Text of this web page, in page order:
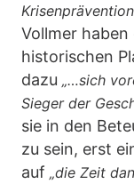
Vollmer
historischen
dazu „…sich
Sieger der
sie in den
zu sein, erst
auf „die Zeit